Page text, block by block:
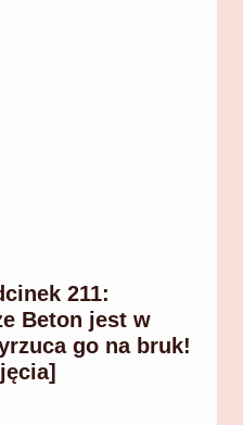
211:
Beton jest w
go na bruk!